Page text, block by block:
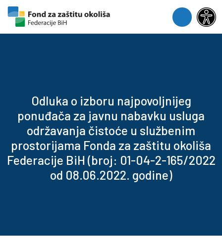
Skip to content
Skip to footer
Menu
Odluka o izboru najpovoljnijeg
ponuđača za javnu nabavku usluga
održavanja čistoće u službenim
prostorijama Fonda za zaštitu okoliša
Federacije BiH (broj: 01-04-2-165/2022
od 08.06.2022. godine)